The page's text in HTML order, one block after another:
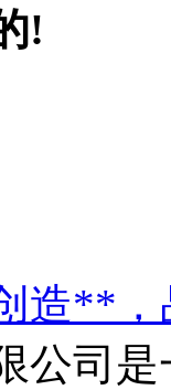
!
造**
公司